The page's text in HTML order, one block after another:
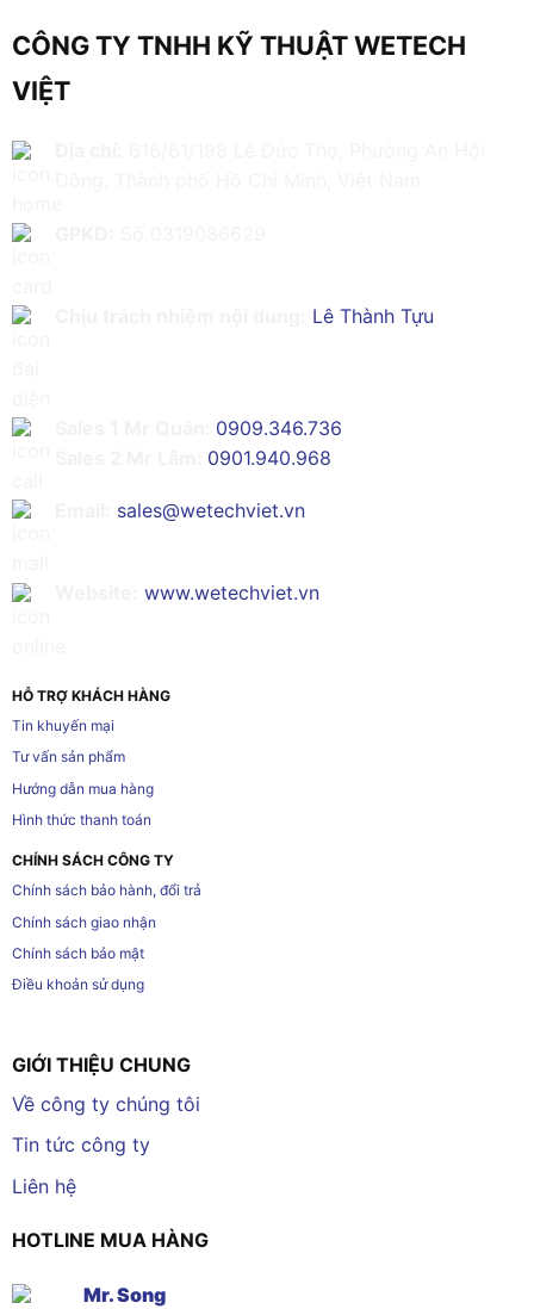
CÔNG TY TNHH KỸ THUẬT WETECH
VIỆT
Lê Thành Tựu
0909.346.736
0901.940.968
sales@wetechviet.vn
www.wetechviet.vn
HỖ TRỢ KHÁCH HÀNG
Tin khuyến mại
Tư vấn sản phẩm
Hướng dẫn mua hàng
Hình thức thanh toán
CHÍNH SÁCH CÔNG TY
Chính sách bảo hành, đổi trả
Chính sách giao nhận
Chính sách bảo mật
Điều khoản sử dụng
GIỚI THIỆU CHUNG
Về công ty chúng tôi
Tin tức công ty
Liên hệ
HOTLINE MUA HÀNG
Mr. Song